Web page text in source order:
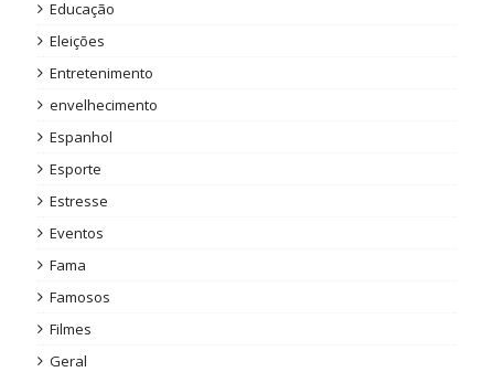
Educação
Eleições
Entretenimento
envelhecimento
Espanhol
Esporte
Estresse
Eventos
Fama
Famosos
Filmes
Geral